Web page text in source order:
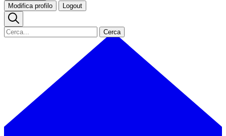
Modifica profilo Logout
Cerca